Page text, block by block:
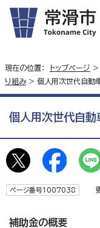
現在の位置： トップページ >
り組み> 個人用次世代自動
個人用次世代自動
ページ番号1007038 更
補助金の概要